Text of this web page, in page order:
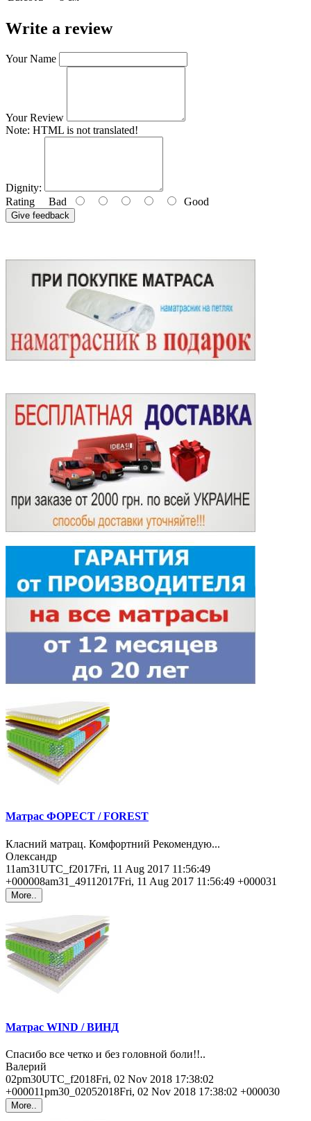
Write a review
Your Name
Your Review
Note: HTML is not translated!
Dignity:
Rating Bad Good
Give feedback
Матрас ФОРЕСТ / FOREST
Класний матрац. Комфортний Рекомендую...
Олександр
11am31UTC_f2017Fri, 11 Aug 2017 11:56:49
+000008am31_49112017Fri, 11 Aug 2017 11:56:49 +000031
More..
Матрас WIND / ВИНД
Спасибо все четко и без головной боли!!..
Валерий
02pm30UTC_f2018Fri, 02 Nov 2018 17:38:02
+000011pm30_02052018Fri, 02 Nov 2018 17:38:02 +000030
More..